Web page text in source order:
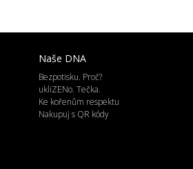
Naše DNA
Bezpotisku. Proč?
ukliZENo. Tečka.
Ke kořenům respektu
Nakupuj s QR kódy